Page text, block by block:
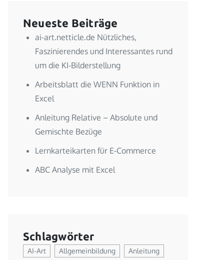
Neueste Beiträge
ai-art.netticle.de Nützliches,
Faszinierendes und Interessantes rund
um die KI-Bilderstellung
Arbeitsblatt die WENN Funktion in
Excel
Anleitung Relative – Absolute und
Gemischte Bezüge
Lernkarteikarten für E-Commerce
ABC Analyse mit Excel
Schlagwörter
AI-Art Allgemeinbildung Anleitung